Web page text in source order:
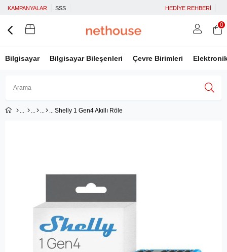
KAMPANYALAR SSS HEDİYE REHBERİ
Bilgisayar Bilgisayar Bileşenleri Çevre Birimleri
Üye Girişi
0
Shelly 1 Gen4 Akıllı Röle